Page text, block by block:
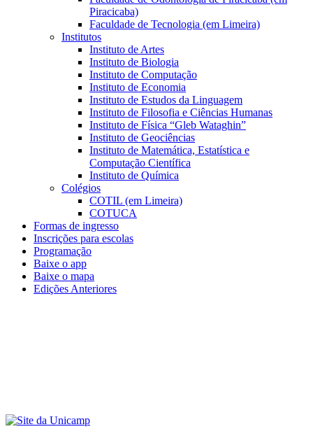
Piracicaba)
Faculdade de Tecnologia (em Limeira)
Institutos
Instituto de Artes
Instituto de Biologia
Instituto de Computação
Instituto de Economia
Instituto de Estudos da Linguagem
Instituto de Filosofia e Ciências Humanas
Instituto de Física “Gleb Wataghin”
Instituto de Geociências
Instituto de Matemática, Estatística e
Computação Científica
Instituto de Química
Colégios
COTIL (em Limeira)
COTUCA
Formas de ingresso
Inscrições para escolas
Programação
Baixe o app
Baixe o mapa
Edições Anteriores